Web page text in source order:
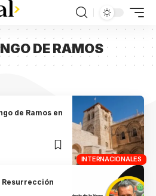
DE RAMOS
INTERNACIONALES
de Ramos en
Resurrección